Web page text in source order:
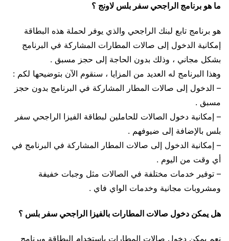
ما هو برنامج الراجحي سفر بلس لاونج ؟
هو برنامج تابع لبنك الراجحي والذي يوفر لحملة هذه البطاقة
إمكانية الدخول إلى صالات المطارات المشاركة في البرنامج
بشكل مجاني ، وذلك بدون الحاجة إلى حجز مسبق .
وهذا البرنامج له العديد من المزايا ، سنقوم الآن بتوضيحها لكم :
– الدخول إلى صالات المطار المشاركة في البرنامج بدون حجز
مسبق .
– إمكانية دخول الصالات للحاملين لبطاقة الفيزا الراجحي سفر
بلس بالإضافة إلى ضيوفهم .
– إمكانية الدخول إلى صالات المطار المشاركة في البرنامج في
أي وقت من اليوم .
– توفير خدمات مختلفة في الصالات مثل وجبات خفيفة
ومشروبات مجانية وخدمات الواي فاي .
هل يمكن دخول صالات المطارات بالفيزا الراجحي سفر بلس ؟
نعم يمكن دخول صالات المطارات باستخدام البطاقة وبرنامج